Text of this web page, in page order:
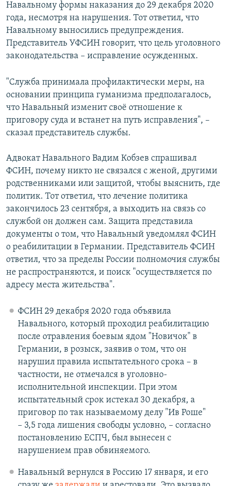
Навальному формы наказания до 29 декабря 2020
года, несмотря на нарушения. Тот ответил, что
Навальному выносились предупреждения.
Представитель УФСИН говорит, что цель уголовного
законодательства – исправление осужденных.
"Служба принимала профилактически меры, на
основании принципа гуманизма предполагалось,
что Навальный изменит своё отношение к
приговору суда и встанет на путь исправления", –
сказал представитель службы.
Адвокат Навального Вадим Кобзев спрашивал
ФСИН, почему никто не связался с женой, другими
родственниками или защитой, чтобы выяснить, где
политик. Тот ответил, что лечение политика
закончилось 23 сентября, а выходить на связь со
службой он должен сам. Защита представила
документы о том, что Навальный уведомлял ФСИН
о реабилитации в Германии. Представитель ФСИН
ответил, что за пределы России полномочия службы
не распространяются, и поиск "осуществляется по
адресу места жительства".
ФСИН 29 декабря 2020 года объявила
Навального, который проходил реабилитацию
после отравления боевым ядом "Новичок" в
Германии, в розыск, заявив о том, что он
нарушил правила испытательного срока – в
частности, не отмечался в уголовно-
исполнительной инспекции. При этом
испытательный срок истекал 30 декабря, а
приговор по так называемому делу "Ив Роше"
– 3,5 года лишения свободы условно, – согласно
постановлению ЕСПЧ, был вынесен с
нарушением прав обвиняемого.
Навальный вернулся в Россию 17 января, и его